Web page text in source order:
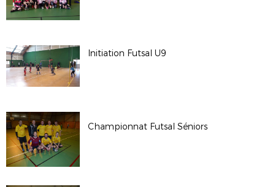
Initiation Futsal U9
Championnat Futsal Séniors